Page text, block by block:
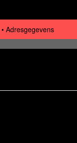
Adresgegevens